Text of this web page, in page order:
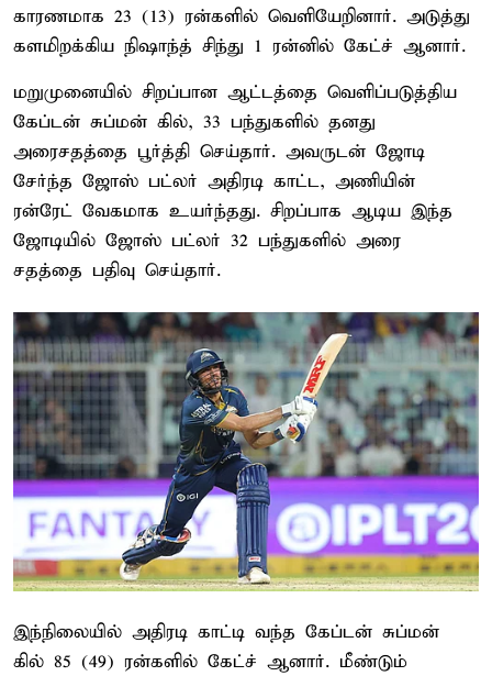
காரணமாக 23 (13) ரன்களில் வெளியேறினார். அடுத்து
களமிறக்கிய நிஷாந்த் சிந்து 1 ரன்னில் கேட்ச் ஆனார்.
மறுமுனையில் சிறப்பான ஆட்டத்தை வெளிப்படுத்திய
கேப்டன் சுப்மன் கில், 33 பந்துகளில் தனது
அரைசதத்தை பூர்த்தி செய்தார். அவருடன் ஜோடி
சேர்ந்த ஜோஸ் பட்லர் அதிரடி காட்ட, அணியின்
ரன்ரேட் வேகமாக உயர்ந்தது. சிறப்பாக ஆடிய இந்த
ஜோடியில் ஜோஸ் பட்லர் 32 பந்துகளில் அரை
சதத்தை பதிவு செய்தார்.
இந்நிலையில் அதிரடி காட்டி வந்த கேப்டன் சுப்மன்
கில் 85 (49) ரன்களில் கேட்ச் ஆனார். மீண்டும்